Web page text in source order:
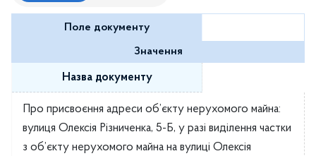
Рішення виконавчого комітету
Розпорядження районного голови
Регуляторні акти
Проекти рішень районної ради
Проєкти рішень виконавчого комітету
Поле документу
Значення
Назва документу
Про присвоєння адреси об’єкту нерухомого майна:
вулиця Олексія Різниченка, 5-Б, у разі виділення частки
з об’єкту нерухомого майна на вулиці Олексія